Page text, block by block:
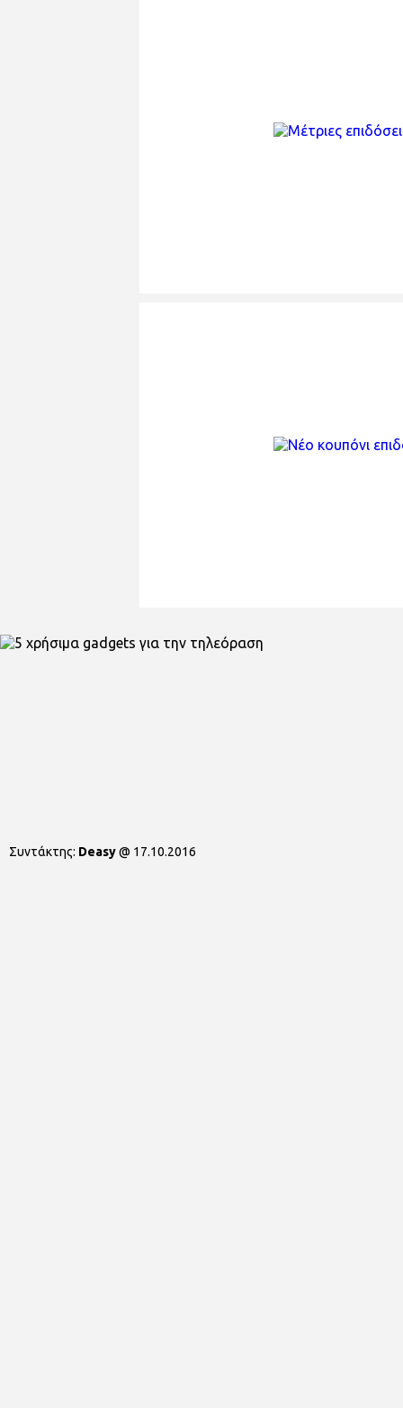
Συντάκτης: Deasy@ 17.10.2016